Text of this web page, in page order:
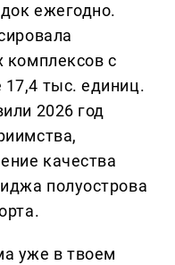
ежегодно.
комплексов с
тыс. единиц.
2026 год
качества
полуострова
уже в твоем